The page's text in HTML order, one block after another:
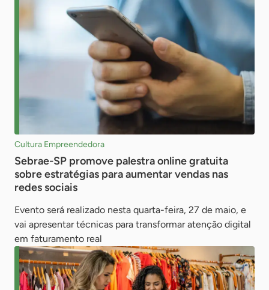
Cultura Empreendedora
Sebrae-SP promove palestra online gratuita
sobre estratégias para aumentar vendas nas
redes sociais
Evento será realizado nesta quarta-feira, 27 de maio, e
vai apresentar técnicas para transformar atenção digital
em faturamento real